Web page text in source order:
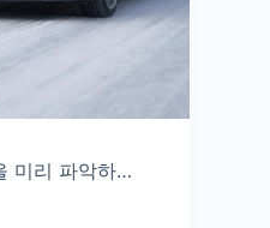
미리 파악하…